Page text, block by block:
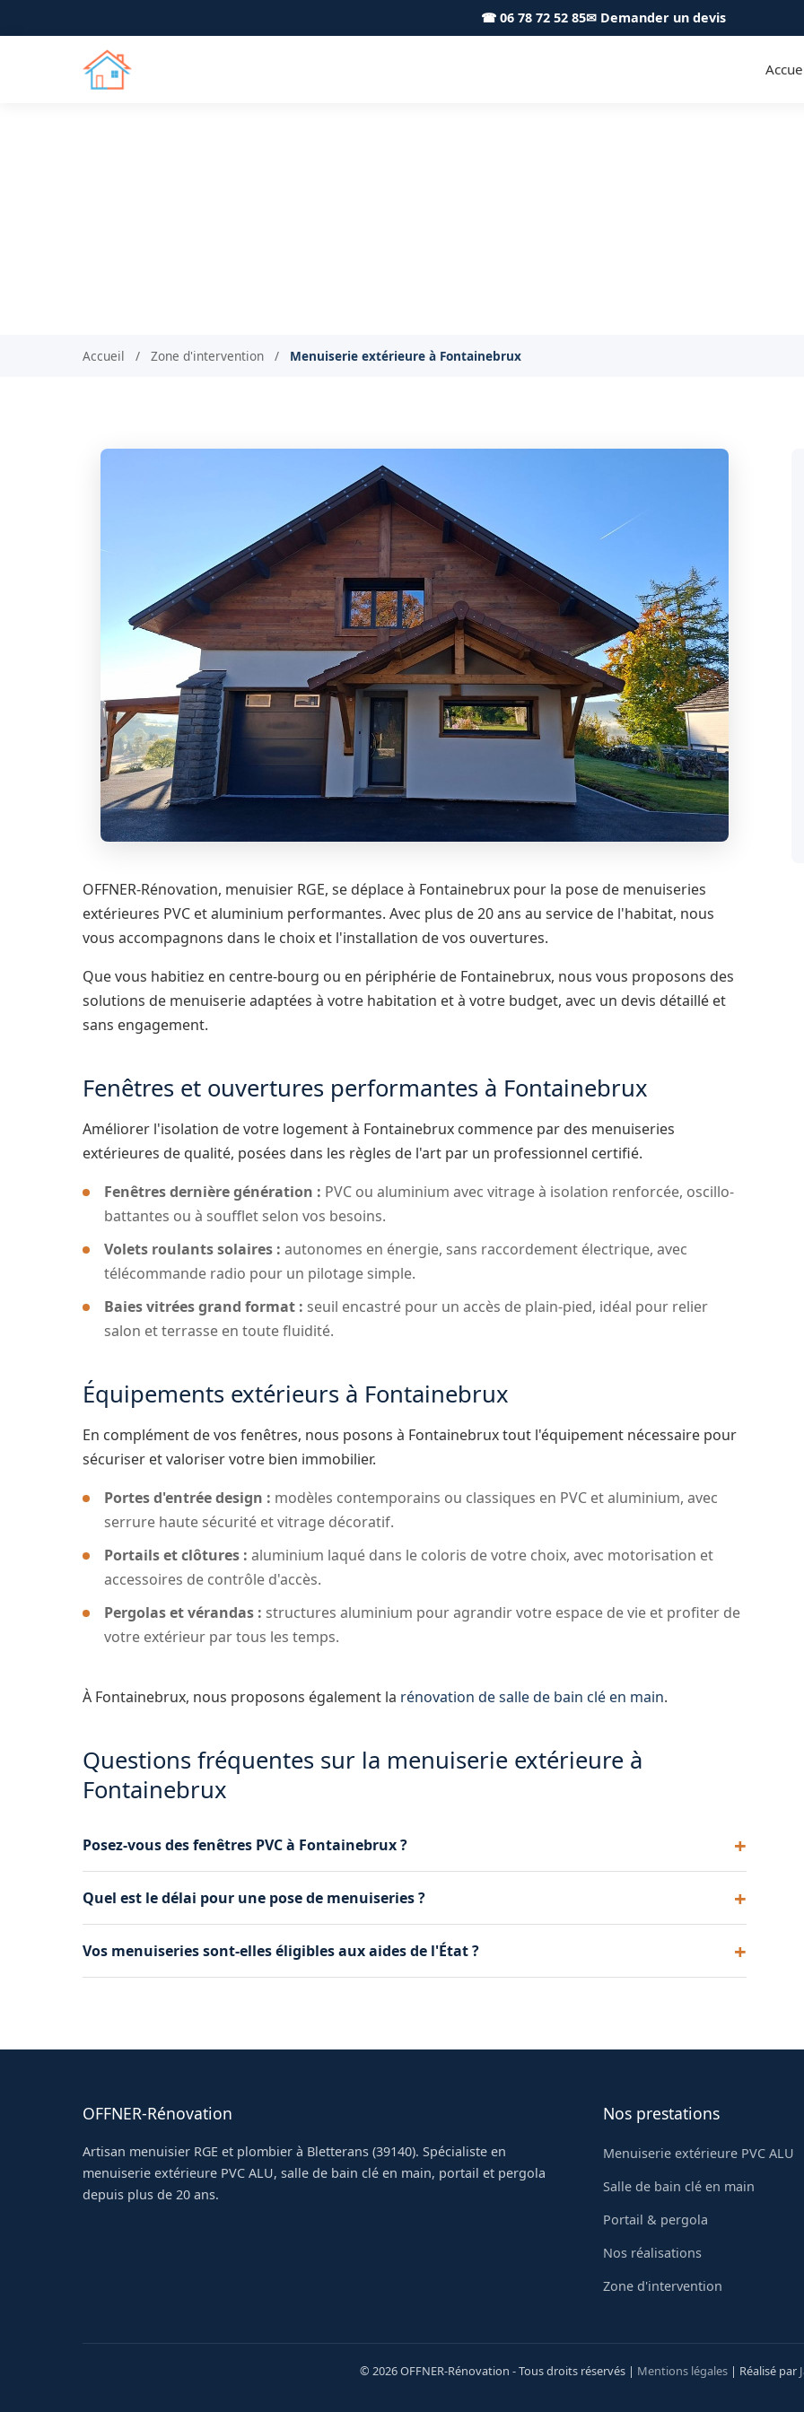
☎ 06 78 72 52 85✉ Demander un devis
Accueil / Zone d'intervention / Menuiserie extérieure à Fontainebrux
OFFNER-Rénovation, menuisier RGE, se déplace à Fontainebrux pour la pose de menuiseries
extérieures PVC et aluminium performantes. Avec plus de 20 ans au service de l'habitat, nous
vous accompagnons dans le choix et l'installation de vos ouvertures.
Que vous habitiez en centre-bourg ou en périphérie de Fontainebrux, nous vous proposons des
solutions de menuiserie adaptées à votre habitation et à votre budget, avec un devis détaillé et
sans engagement.
Fenêtres et ouvertures performantes à Fontainebrux
Améliorer l'isolation de votre logement à Fontainebrux commence par des menuiseries
extérieures de qualité, posées dans les règles de l'art par un professionnel certifié.
Fenêtres dernière génération : PVC ou aluminium avec vitrage à isolation renforcée, oscillo-
battantes ou à soufflet selon vos besoins.
Volets roulants solaires : autonomes en énergie, sans raccordement électrique, avec
télécommande radio pour un pilotage simple.
Baies vitrées grand format : seuil encastré pour un accès de plain-pied, idéal pour relier
salon et terrasse en toute fluidité.
Équipements extérieurs à Fontainebrux
En complément de vos fenêtres, nous posons à Fontainebrux tout l'équipement nécessaire pour
sécuriser et valoriser votre bien immobilier.
Portes d'entrée design : modèles contemporains ou classiques en PVC et aluminium, avec
serrure haute sécurité et vitrage décoratif.
Portails et clôtures : aluminium laqué dans le coloris de votre choix, avec motorisation et
accessoires de contrôle d'accès.
Pergolas et vérandas : structures aluminium pour agrandir votre espace de vie et profiter de
votre extérieur par tous les temps.
À Fontainebrux, nous proposons également la rénovation de salle de bain clé en main.
Questions fréquentes sur la menuiserie extérieure à
Fontainebrux
Posez-vous des fenêtres PVC à Fontainebrux ?
En tant qu'artisan certifié RGE, nos poses sont éligibles aux aides MaPrimeRénov'.
Quel est le délai pour une pose de menuiseries ?
4 à 6 semaines entre la commande et la pose.
Vos menuiseries sont-elles éligibles aux aides de l'État ?
OFFNER-Rénovation
Artisan menuisier RGE et plombier à Bletterans (39140). Spécialiste en
menuiserie extérieure PVC ALU, salle de bain clé en main, portail et pergola
depuis plus de 20 ans.
Nos prestations
Menuiserie extérieure PVC ALU
Salle de bain clé en main
Portail & pergola
Nos réalisations
Zone d'intervention
© 2026 OFFNER-Rénovation - Tous droits réservés | Mentions légales | Réalisé par